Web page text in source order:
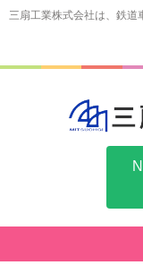
三扇工業株式会社は、鉄道